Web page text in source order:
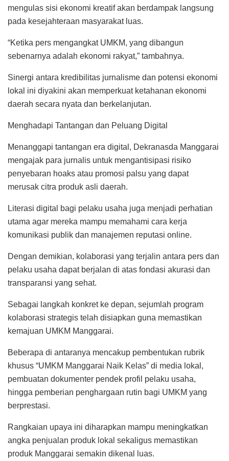
mengulas sisi ekonomi kreatif akan berdampak langsung
pada kesejahteraan masyarakat luas.
“Ketika pers mengangkat UMKM, yang dibangun
sebenarnya adalah ekonomi rakyat,” tambahnya.
Sinergi antara kredibilitas jurnalisme dan potensi ekonomi
lokal ini diyakini akan memperkuat ketahanan ekonomi
daerah secara nyata dan berkelanjutan.
Menghadapi Tantangan dan Peluang Digital
Menanggapi tantangan era digital, Dekranasda Manggarai
mengajak para jurnalis untuk mengantisipasi risiko
penyebaran hoaks atau promosi palsu yang dapat
merusak citra produk asli daerah.
Literasi digital bagi pelaku usaha juga menjadi perhatian
utama agar mereka mampu memahami cara kerja
komunikasi publik dan manajemen reputasi online.
Dengan demikian, kolaborasi yang terjalin antara pers dan
pelaku usaha dapat berjalan di atas fondasi akurasi dan
transparansi yang sehat.
Sebagai langkah konkret ke depan, sejumlah program
kolaborasi strategis telah disiapkan guna memastikan
kemajuan UMKM Manggarai.
Beberapa di antaranya mencakup pembentukan rubrik
khusus “UMKM Manggarai Naik Kelas” di media lokal,
pembuatan dokumenter pendek profil pelaku usaha,
hingga pemberian penghargaan rutin bagi UMKM yang
berprestasi.
Rangkaian upaya ini diharapkan mampu meningkatkan
angka penjualan produk lokal sekaligus memastikan
produk Manggarai semakin dikenal luas.